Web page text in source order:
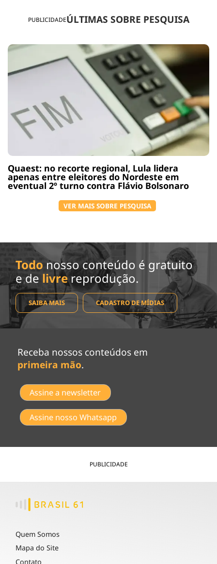
PUBLICIDADEÚLTIMAS SOBRE PESQUISA
Quaest: no recorte regional, Lula lidera
apenas entre eleitores do Nordeste em
eventual 2º turno contra Flávio Bolsonaro
VER MAIS SOBRE PESQUISA
Todo nosso conteúdo é gratuito
e de livrereprodução.
SAIBA MAIS CADASTRO DE MÍDIAS
Receba nossos conteúdos em
primeira mão.
Assine a newsletter
Assine nosso Whatsapp
PUBLICIDADE
Quem Somos
Mapa do Site
Contato